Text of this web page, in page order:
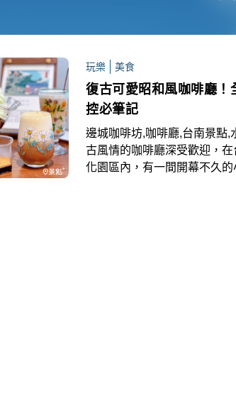
玩樂 美食
復古可愛昭和風咖啡廳！
控必筆記
邊城咖啡坊,咖啡廳,台南景點,
古風情的咖啡廳深受歡迎，
化園區內，有一間開幕不久